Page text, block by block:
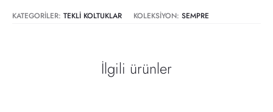
KATEGORILER: TEKLI KOLTUKLAR KOLEKSIYON: SEMPRE
İlgili ürünler